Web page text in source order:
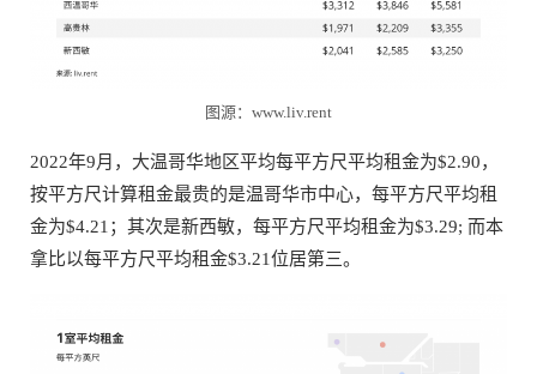
图源：www.liv.rent
2022年9月，大温哥华地区平均每平方尺平均租金为$2.90，
按平方尺计算租金最贵的是温哥华市中心，每平方尺平均租
金为$4.21；其次是新西敏，每平方尺平均租金为$3.29; 而本
拿比以每平方尺平均租金$3.21位居第三。